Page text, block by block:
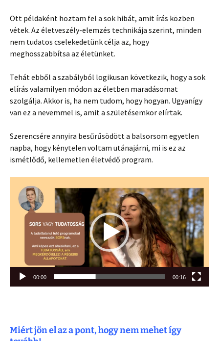
Ott példaként hoztam fel a sok hibát, amit írás közben
vétek. Az életveszély-elemzés technikája szerint, minden
nem tudatos cselekedetünk célja az, hogy
meghosszabbítsa az életünket.
Tehát ebből a szabályból logikusan következik, hogy a sok
elírás valamilyen módon az életben maradásomat
szolgálja. Akkor is, ha nem tudom, hogy hogyan. Ugyanígy
van ez a nevemmel is, amit a születésemkor elírtak.
Szerencsére annyira besűrűsödött a balsorsom egyetlen
napba, hogy kénytelen voltam utánajárni, mi is ez az
ismétlődő, kellemetlen életvédő program.
00:00 00:16
Miért jön el az a pont, hogy nem mehet így